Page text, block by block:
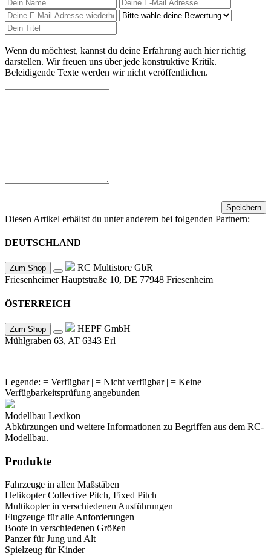
Wenn du möchtest, kannst du deine Erfahrung auch hier richtig
darstellen. Wir freuen uns über jede konstruktive Kritik.
Beleidigende Texte werden wir nicht veröffentlichen.
Speichern
Diesen Artikel erhältst du unter anderem bei folgenden Partnern:
DEUTSCHLAND
Zum Shop
RC Multistore GbR
Friesenheimer Hauptstraße 10, DE 77948 Friesenheim
ÖSTERREICH
Zum Shop
HEPF GmbH
Mühlgraben 63, AT 6343 Erl
Legende: = Verfügbar | = Nicht verfügbar | = Keine
Verfügbarkeitsprüfung angebunden
Modellbau Lexikon
Abkürzungen und weitere Informationen zu Begriffen aus dem RC-
Modellbau.
Produkte
Fahrzeuge in allen Maßstäben
Helikopter Collective Pitch, Fixed Pitch
Multikopter in verschiedenen Ausführungen
Flugzeuge für alle Anforderungen
Boote in verschiedenen Größen
Panzer für Jung und Alt
Spielzeug für Kinder